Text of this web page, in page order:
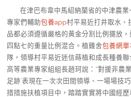
在津巴布韋中馬紹納蘭省的中津農
專家們輔助包養app村平易近打井取水、
品都必須遵循嚴格的黃金分割比例擺放
四點七的重量比例混合。植雞舍包養網單
隊，領導村平易近迷信蒔植和成長種養
高等農業專家組組長趙珂說：“對援非農
足跡’表現在一次次田間領導、一場場技
措措施扶植項目中，踏踏實實將中國經